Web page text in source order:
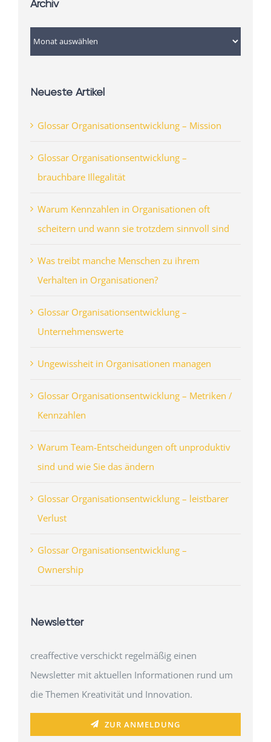
Archiv
Archiv
Neueste Artikel
Glossar Organisationsentwicklung – Mission
Glossar Organisationsentwicklung –
brauchbare Illegalität
Warum Kennzahlen in Organisationen oft
scheitern und wann sie trotzdem sinnvoll sind
Was treibt manche Menschen zu ihrem
Verhalten in Organisationen?
Glossar Organisationsentwicklung –
Unternehmenswerte
Ungewissheit in Organisationen managen
Glossar Organisationsentwicklung – Metriken /
Kennzahlen
Warum Team-Entscheidungen oft unproduktiv
sind und wie Sie das ändern
Glossar Organisationsentwicklung – leistbarer
Verlust
Glossar Organisationsentwicklung –
Ownership
Newsletter
creaffective verschickt regelmäßig einen
Newsletter mit aktuellen Informationen rund um
die Themen Kreativität und Innovation.
ZUR ANMELDUNG